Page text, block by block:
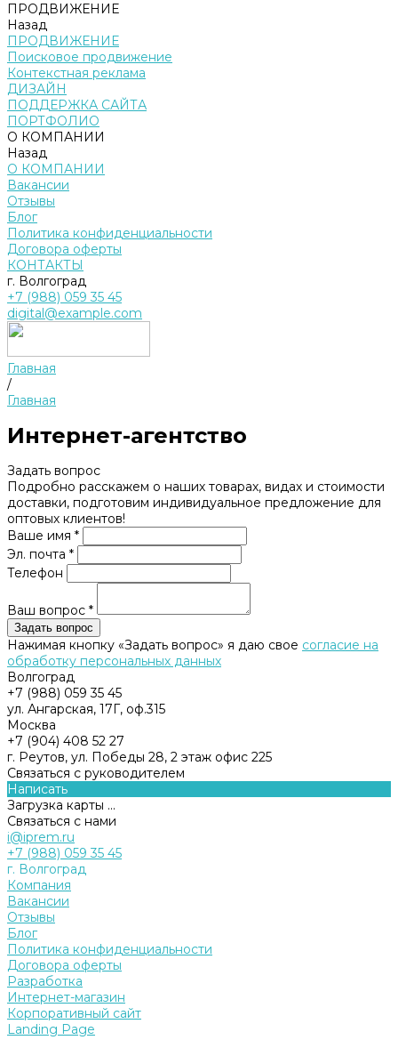
ПРОДВИЖЕНИЕ
Назад
ПРОДВИЖЕНИЕ
Поисковое продвижение
Контекстная реклама
ДИЗАЙН
ПОДДЕРЖКА САЙТА
ПОРТФОЛИО
О КОМПАНИИ
Назад
О КОМПАНИИ
Вакансии
Отзывы
Блог
Политика конфиденциальности
Договора оферты
КОНТАКТЫ
г. Волгоград
+7 (988) 059 35 45
digital@example.com
Главная
/
Главная
Интернет-агентство
Задать вопрос
Подробно расскажем о наших товарах, видах и стоимости
доставки, подготовим индивидуальное предложение для
оптовых клиентов!
Ваше имя *
Эл. почта *
Телефон
Ваш вопрос *
Нажимая кнопку «Задать вопрос» я даю свое согласие на
обработку персональных данных
Волгоград
+7 (988) 059 35 45
ул. Ангарская, 17Г, оф.315
Москва
+7 (904) 408 52 27
г. Реутов, ул. Победы 28, 2 этаж офис 225
Связаться с руководителем
Написать
Загрузка карты ...
Связаться с нами
i@iprem.ru
+7 (988) 059 35 45
г. Волгоград
Компания
Вакансии
Отзывы
Блог
Политика конфиденциальности
Договора оферты
Разработка
Интернет-магазин
Корпоративный сайт
Landing Page